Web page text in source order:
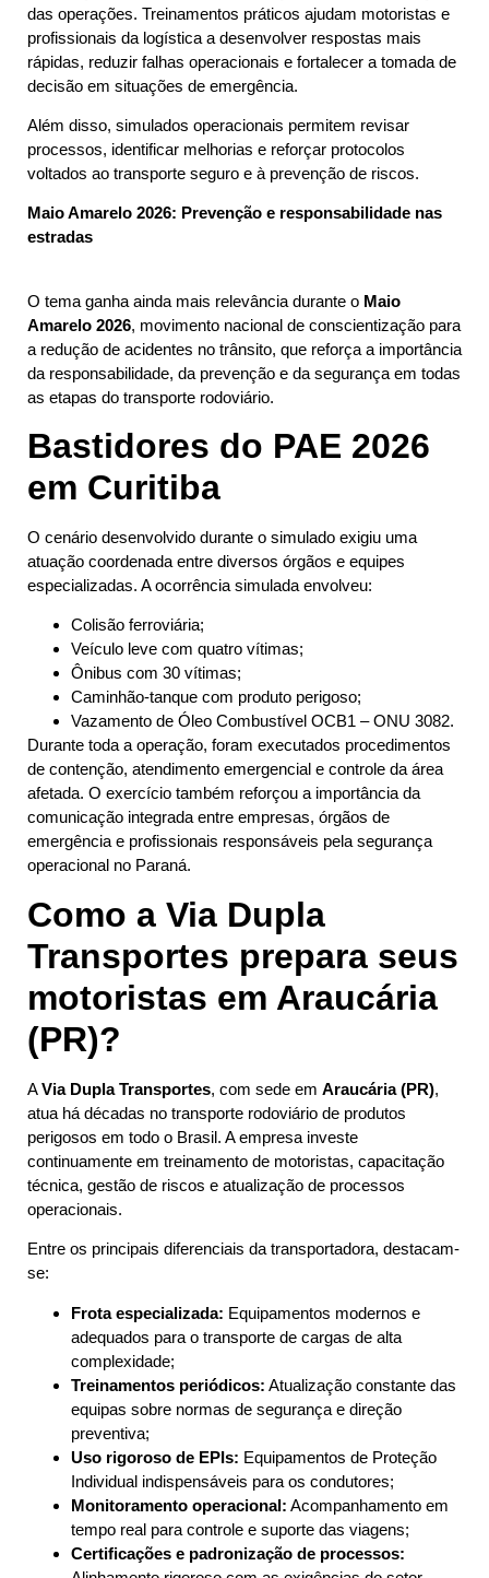
das operações. Treinamentos práticos ajudam motoristas e
profissionais da logística a desenvolver respostas mais
rápidas, reduzir falhas operacionais e fortalecer a tomada de
decisão em situações de emergência.
Além disso, simulados operacionais permitem revisar
processos, identificar melhorias e reforçar protocolos
voltados ao transporte seguro e à prevenção de riscos.
Maio Amarelo 2026: Prevenção e responsabilidade nas
estradas
O tema ganha ainda mais relevância durante o Maio
Amarelo 2026, movimento nacional de conscientização para
a redução de acidentes no trânsito, que reforça a importância
da responsabilidade, da prevenção e da segurança em todas
as etapas do transporte rodoviário.
Bastidores do PAE 2026
em Curitiba
O cenário desenvolvido durante o simulado exigiu uma
atuação coordenada entre diversos órgãos e equipes
especializadas. A ocorrência simulada envolveu:
Colisão ferroviária;
Veículo leve com quatro vítimas;
Ônibus com 30 vítimas;
Caminhão-tanque com produto perigoso;
Vazamento de Óleo Combustível OCB1 – ONU 3082.
Durante toda a operação, foram executados procedimentos
de contenção, atendimento emergencial e controle da área
afetada. O exercício também reforçou a importância da
comunicação integrada entre empresas, órgãos de
emergência e profissionais responsáveis pela segurança
operacional no Paraná.
Como a Via Dupla
Transportes prepara seus
motoristas em Araucária
(PR)?
AVia Dupla Transportes, com sede em Araucária (PR),
atua há décadas no transporte rodoviário de produtos
perigosos em todo o Brasil. A empresa investe
continuamente em treinamento de motoristas, capacitação
técnica, gestão de riscos e atualização de processos
operacionais.
Entre os principais diferenciais da transportadora, destacam-
se:
Frota especializada: Equipamentos modernos e
adequados para o transporte de cargas de alta
complexidade;
Treinamentos periódicos: Atualização constante das
equipas sobre normas de segurança e direção
preventiva;
Uso rigoroso de EPIs: Equipamentos de Proteção
Individual indispensáveis para os condutores;
Monitoramento operacional: Acompanhamento em
tempo real para controle e suporte das viagens;
Certificações e padronização de processos: